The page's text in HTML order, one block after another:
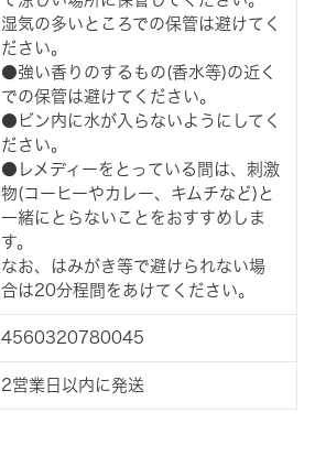
湿気の多いところでの保管は避けてく
ださい。
●強い香りのするもの(香水等)の近く
での保管は避けてください。
●ビン内に水が入らないようにしてく
ださい。
●レメディーをとっている間は、刺激
物(コーヒーやカレー、キムチなど)と
一緒にとらないことをおすすめしま
す。
なお、はみがき等で避けられない場
合は20分程間をあけてください。
4560320780045
2営業日以内に発送